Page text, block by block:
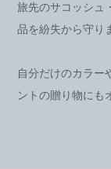
旅先のサコッシュ
品を紛失から守り
自分だけのカラー
ントの贈り物にも